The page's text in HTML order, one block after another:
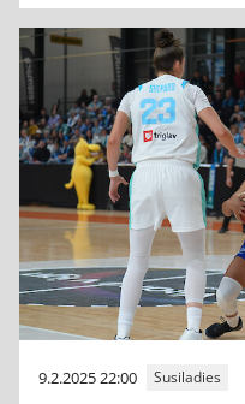
9.2.2025 22:00 Susiladies